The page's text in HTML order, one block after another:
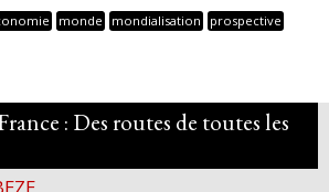
monde mondialisation
prospective
: Des routes de toutes les